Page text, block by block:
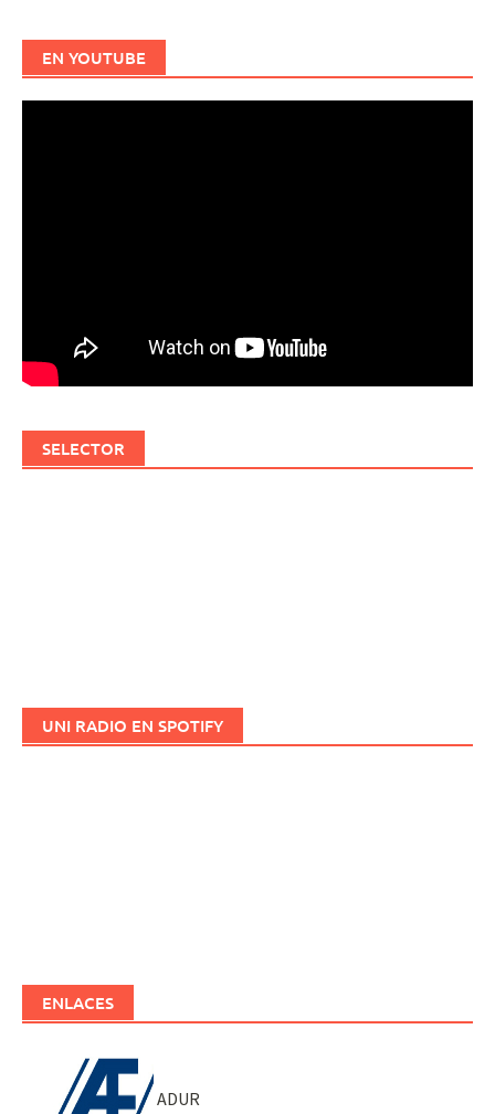
EN YOUTUBE
SELECTOR
UNI RADIO EN SPOTIFY
ENLACES
ADUR